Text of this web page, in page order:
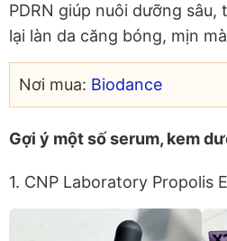
PDRN giúp nuôi dưỡng
lại làn da căng bóng, mịn
Nơi mua: Biodance
Gợi ý một số serum, kem
1. CNP Laboratory Propolis